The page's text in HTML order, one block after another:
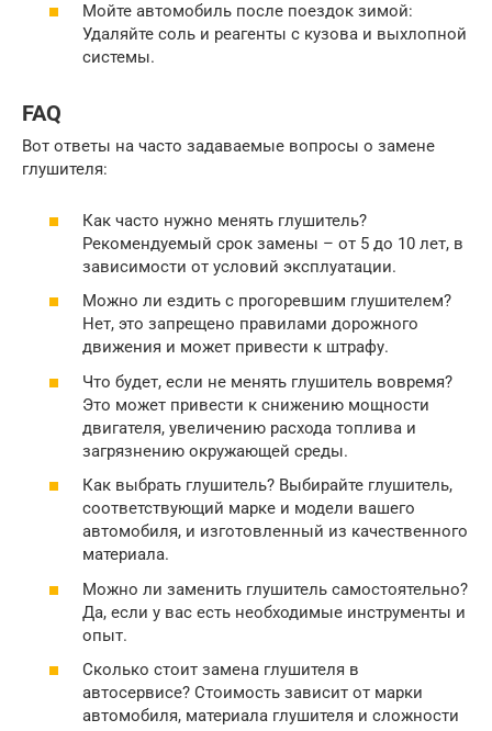
Мойте автомобиль после поездок зимой:
Удаляйте соль и реагенты с кузова и выхлопной
системы.
FAQ
Вот ответы на часто задаваемые вопросы о замене
глушителя:
Как часто нужно менять глушитель?
Рекомендуемый срок замены – от 5 до 10 лет, в
зависимости от условий эксплуатации.
Можно ли ездить с прогоревшим глушителем?
Нет, это запрещено правилами дорожного
движения и может привести к штрафу.
Что будет, если не менять глушитель вовремя?
Это может привести к снижению мощности
двигателя, увеличению расхода топлива и
загрязнению окружающей среды.
Как выбрать глушитель? Выбирайте глушитель,
соответствующий марке и модели вашего
автомобиля, и изготовленный из качественного
материала.
Можно ли заменить глушитель самостоятельно?
Да, если у вас есть необходимые инструменты и
опыт.
Сколько стоит замена глушителя в
автосервисе? Стоимость зависит от марки
автомобиля, материала глушителя и сложности